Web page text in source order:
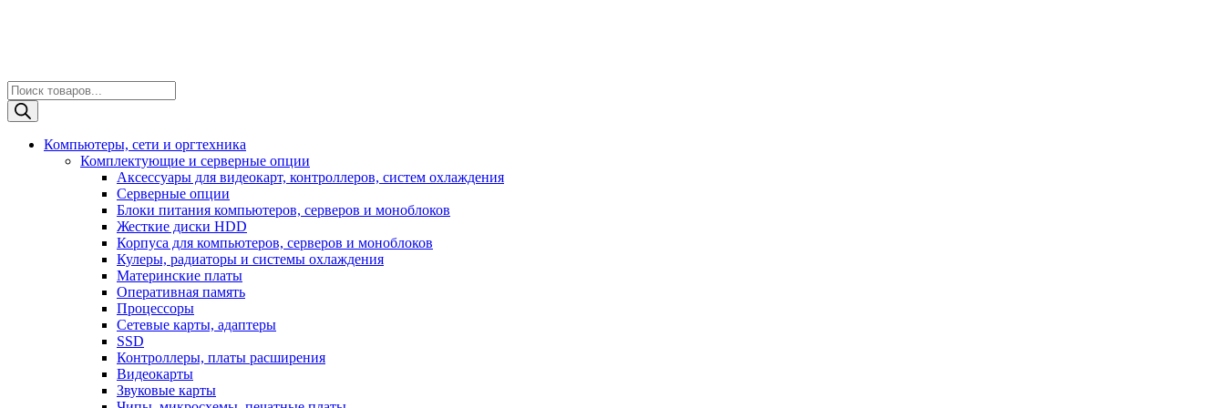
Поиск
товаров
Компьютеры, сети и оргтехника
Комплектующие и серверные опции
Аксессуары для видеокарт, контроллеров, систем охлаждения
Серверные опции
Блоки питания компьютеров, серверов и моноблоков
Жесткие диски HDD
Корпуса для компьютеров, серверов и моноблоков
Кулеры, радиаторы и системы охлаждения
Материнские платы
Оперативная память
Процессоры
Сетевые карты, адаптеры
SSD
Контроллеры, платы расширения
Видеокарты
Звуковые карты